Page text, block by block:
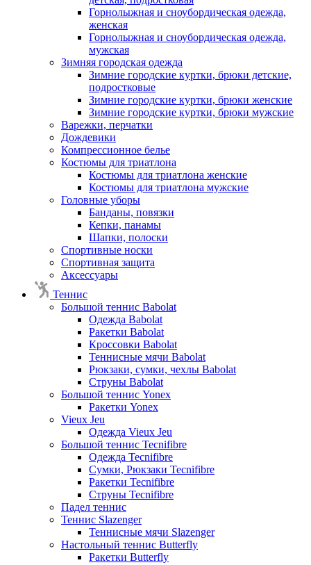
Горнолыжная и сноубордическая одежда,
женская
Горнолыжная и сноубордическая одежда,
мужская
Зимняя городская одежда
Зимние городские куртки, брюки детские,
подростковые
Зимние городские куртки, брюки женские
Зимние городские куртки, брюки мужские
Варежки, перчатки
Дождевики
Компрессионное белье
Костюмы для триатлона
Костюмы для триатлона женские
Костюмы для триатлона мужские
Головные уборы
Банданы, повязки
Кепки, панамы
Шапки, полоски
Спортивные носки
Спортивная защита
Аксессуары
Теннис
Большой теннис Babolat
Одежда Babolat
Ракетки Babolat
Кроссовки Babolat
Теннисные мячи Babolat
Рюкзаки, сумки, чехлы Babolat
Струны Babolat
Большой теннис Yonex
Ракетки Yonex
Vieux Jeu
Одежда Vieux Jeu
Большой теннис Tecnifibre
Одежда Tecnifibre
Сумки, Рюкзаки Tecnifibre
Ракетки Tecnifibre
Струны Tecnifibre
Падел теннис
Теннис Slazenger
Теннисные мячи Slazenger
Настольный теннис Butterfly
Ракетки Butterfly